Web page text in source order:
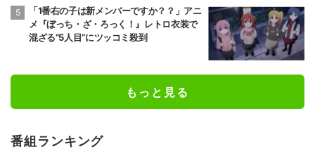
「1番右の子は新メンバーですか？？」アニ
メ『ぼっち・ざ・ろっく！』レトロ衣装で
混ざる“5人目”にツッコミ殺到
もっと見る
番組ランキング